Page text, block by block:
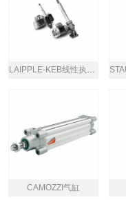
LAIPPLE-KEB线性执行器
CAMOZZI气缸